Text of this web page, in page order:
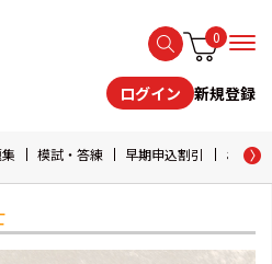
0
ログイン 新規登録
模試・答練 早期申込割引 おため